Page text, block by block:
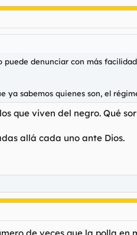
denunciar con más
ya sabemos quienes son, el
que viven del negro. Qué
allá cada uno ante Dios.